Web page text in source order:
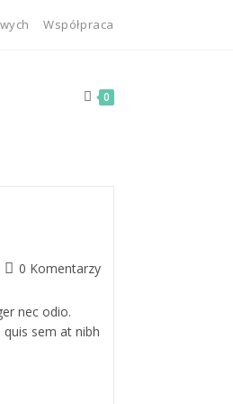
Współpraca
0
0 Komentarzy
nec odio.
quis sem at nibh